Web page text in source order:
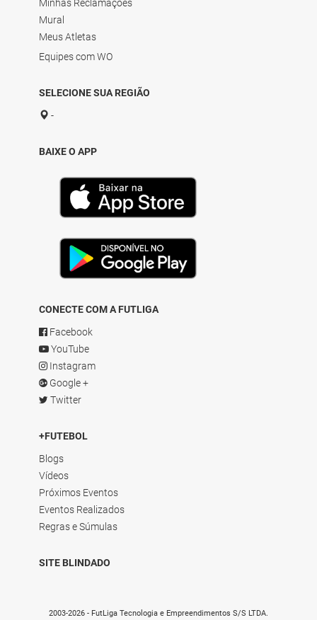
Minhas Reclamações
Mural
Meus Atletas
Equipes com WO
SELECIONE SUA REGIÃO
-
BAIXE O APP
CONECTE COM A FUTLIGA
Facebook
YouTube
Instagram
Google +
Twitter
+FUTEBOL
Blogs
Vídeos
Próximos Eventos
Eventos Realizados
Regras e Súmulas
SITE BLINDADO
2003-2026 - FutLiga Tecnologia e Empreendimentos S/S LTDA.